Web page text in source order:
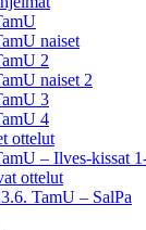
naiset
2
naiset 2
3
4
ottelut
– Ilves-kissat
ottelut
TamU – SalPa